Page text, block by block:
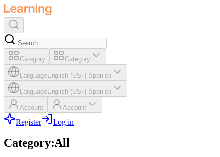
Category Category
LanguageEnglish (US) Spanish
LanguageEnglish (US) Spanish
Account Account
Register Log in
Category:All